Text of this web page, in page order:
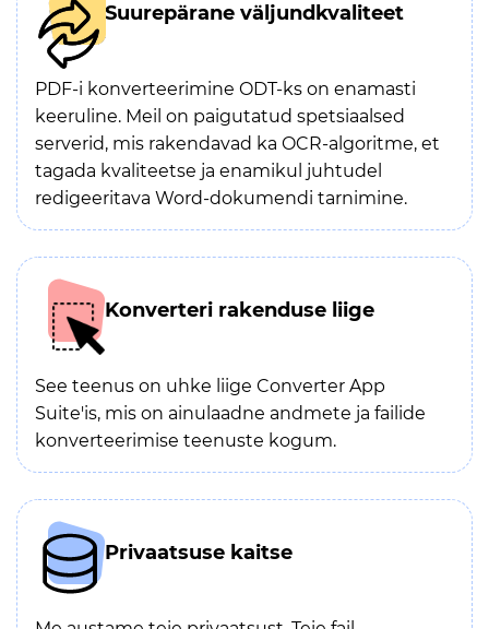
Suurepärane väljundkvaliteet
PDF-i konverteerimine ODT-ks on enamasti
keeruline. Meil on paigutatud spetsiaalsed
serverid, mis rakendavad ka OCR-algoritme, et
tagada kvaliteetse ja enamikul juhtudel
redigeeritava Word-dokumendi tarnimine.
Konverteri rakenduse liige
See teenus on uhke liige Converter App
Suite'is, mis on ainulaadne andmete ja failide
konverteerimise teenuste kogum.
Privaatsuse kaitse